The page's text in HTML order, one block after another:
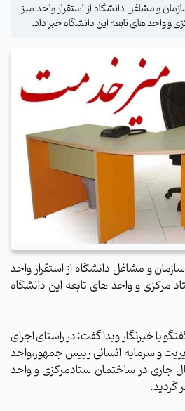
و مشاغل دانشگاه از استقرار واحد میز
واحد های تابعه این دانشگاه خبر داد.
و مشاغل دانشگاه از استقرار واحد
مرکزیو واحد های تابعه این دانشگاه
با خبرنگار وبدا گفت: در راستای اجرای
و سرمایه انسانی رییس جمهور،واحد
جاری در ساختمان ستادمرکزی و واحد
گردید.